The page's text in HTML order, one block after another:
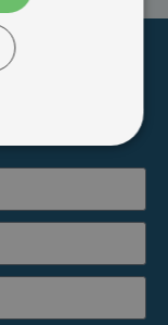
nye produkter,